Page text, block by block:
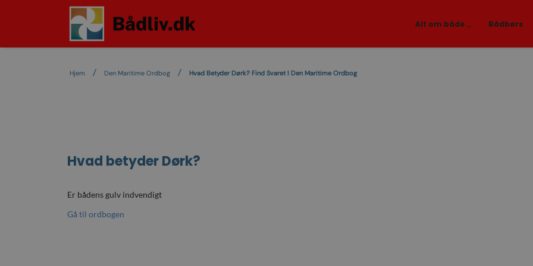
Alt om både Bådbørs
Hjem Den Maritime Ordbog Hvad Betyder Dørk? Find Svaret I Den Maritime Ordbog
Hvad betyderDørk?
Er bådens gulv indvendigt
Gå til ordbogen